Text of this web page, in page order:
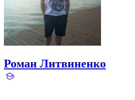
Роман Литвиненко